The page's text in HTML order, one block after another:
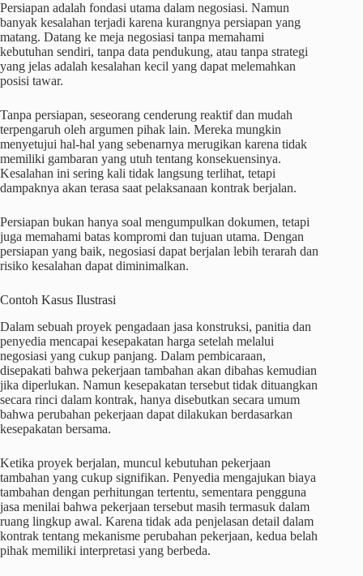
Persiapan adalah fondasi utama dalam negosiasi. Namun
banyak kesalahan terjadi karena kurangnya persiapan yang
matang. Datang ke meja negosiasi tanpa memahami
kebutuhan sendiri, tanpa data pendukung, atau tanpa strategi
yang jelas adalah kesalahan kecil yang dapat melemahkan
posisi tawar.
Tanpa persiapan, seseorang cenderung reaktif dan mudah
terpengaruh oleh argumen pihak lain. Mereka mungkin
menyetujui hal-hal yang sebenarnya merugikan karena tidak
memiliki gambaran yang utuh tentang konsekuensinya.
Kesalahan ini sering kali tidak langsung terlihat, tetapi
dampaknya akan terasa saat pelaksanaan kontrak berjalan.
Persiapan bukan hanya soal mengumpulkan dokumen, tetapi
juga memahami batas kompromi dan tujuan utama. Dengan
persiapan yang baik, negosiasi dapat berjalan lebih terarah dan
risiko kesalahan dapat diminimalkan.
Contoh Kasus Ilustrasi
Dalam sebuah proyek pengadaan jasa konstruksi, panitia dan
penyedia mencapai kesepakatan harga setelah melalui
negosiasi yang cukup panjang. Dalam pembicaraan,
disepakati bahwa pekerjaan tambahan akan dibahas kemudian
jika diperlukan. Namun kesepakatan tersebut tidak dituangkan
secara rinci dalam kontrak, hanya disebutkan secara umum
bahwa perubahan pekerjaan dapat dilakukan berdasarkan
kesepakatan bersama.
Ketika proyek berjalan, muncul kebutuhan pekerjaan
tambahan yang cukup signifikan. Penyedia mengajukan biaya
tambahan dengan perhitungan tertentu, sementara pengguna
jasa menilai bahwa pekerjaan tersebut masih termasuk dalam
ruang lingkup awal. Karena tidak ada penjelasan detail dalam
kontrak tentang mekanisme perubahan pekerjaan, kedua belah
pihak memiliki interpretasi yang berbeda.